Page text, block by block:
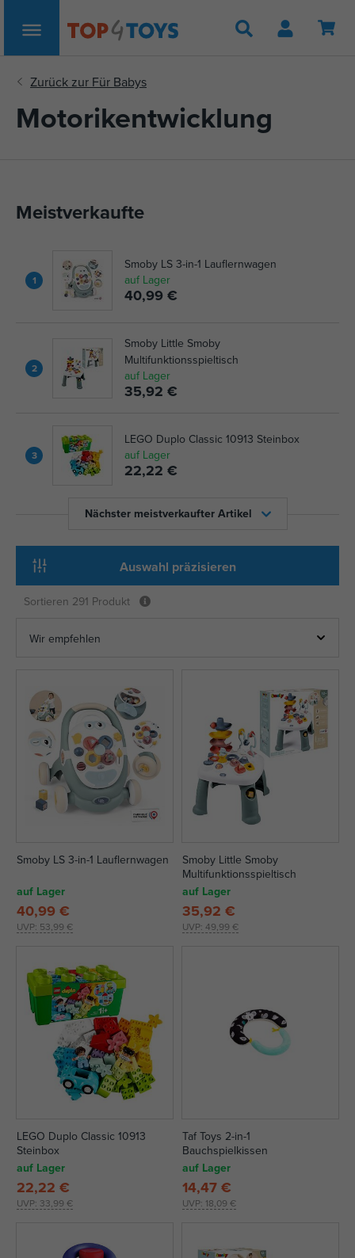
Suche
Motorikentwicklung
Meistverkaufte
1
Smoby LS 3-in-1 Lauflernwagen
auf Lager
40,99 €
2
Smoby Little Smoby
Multifunktionsspieltisch
auf Lager
35,92 €
3
LEGO Duplo Classic 10913 Steinbox
auf Lager
22,22 €
Nächster meistverkaufter Artikel
Auswahl präzisieren
Sortieren 291 Produkt
Smoby LS 3-in-1 Lauflernwagen
auf Lager
UVP: 53,99 €
40,99 €
Smoby Little Smoby
Multifunktionsspieltisch
auf Lager
UVP: 49,99 €
35,92 €
LEGO Duplo Classic 10913
Steinbox
auf Lager
UVP: 33,99 €
22,22 €
Taf Toys 2-in-1
Bauchspielkissen
auf Lager
UVP: 18,09 €
14,47 €